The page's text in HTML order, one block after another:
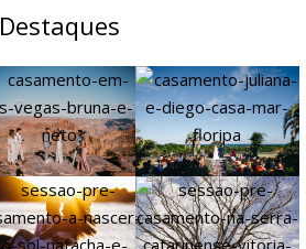
Destaques